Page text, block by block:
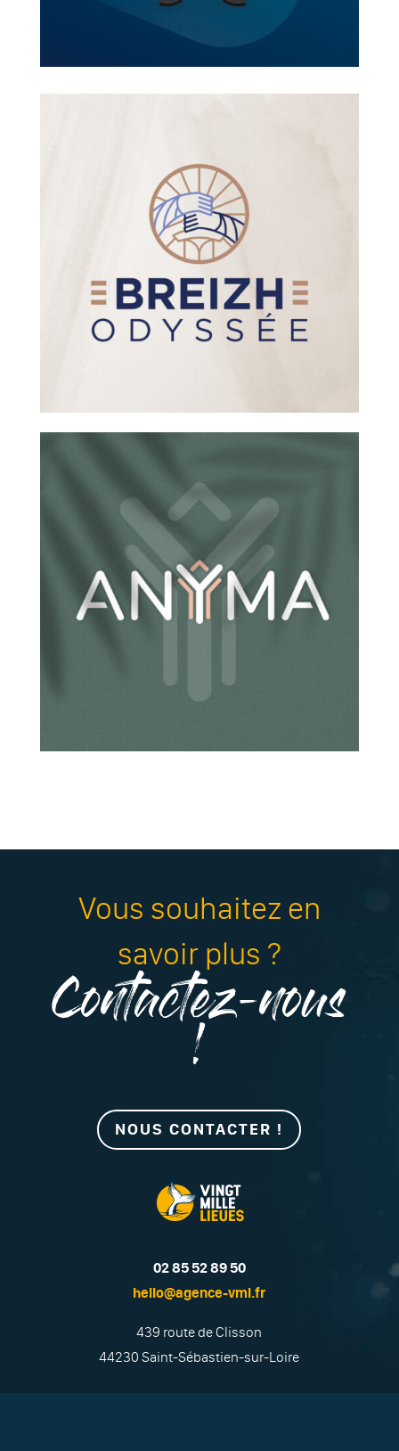
Vous souhaitez en
savoir plus ?
Contactez-nous
!
NOUS CONTACTER !
02 85 52 89 50
hello@agence-vml.fr
439 route de Clisson
44230 Saint-Sébastien-sur-Loire